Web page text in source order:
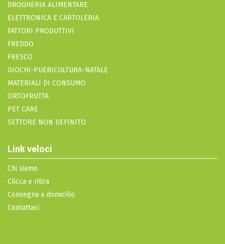
DROGHERIA ALIMENTARE
ELETTRONICA E CARTOLERIA
FATTORI PRODUTTIVI
FREDDO
FRESCO
GIOCHI-PUERICULTURA-NATALE
MATERIALI DI CONSUMO
ORTOFRUTTA
PET CARE
SETTORE NON DEFINITO
Link veloci
Chi siamo
Clicca e ritira
Consegna a domicilio
Contattaci